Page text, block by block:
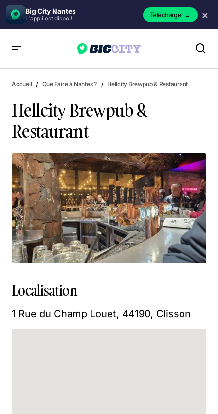
Big City Nantes
L'appli est dispo ! Télécharger→ ×
Accueil Que Faire à Nantes ? Hellcity Brewpub & Restaurant
Hellcity Brewpub &
Restaurant
Localisation
1 Rue du Champ Louet, 44190, Clisson